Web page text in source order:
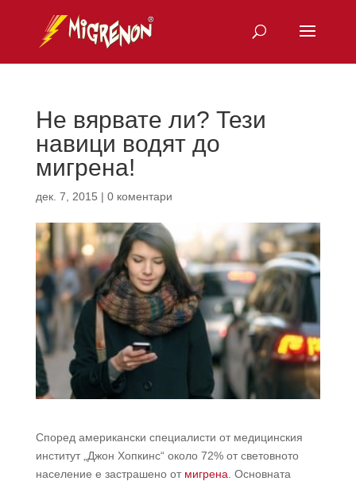
Не вярвате ли? Тези
навици водят до
мигрена!
дек. 7, 2015 | 0 коментари
Според американски специалисти от медицинския
институт „Джон Хопкинс“ около 72% от световното
население е застрашено от мигрена. Основната